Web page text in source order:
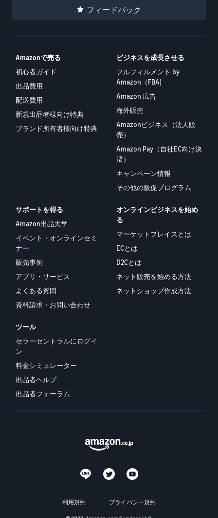
フィードバック
Amazonで売る
初心者ガイド
出品費用
配送費用
新規出品者様向け特典
ブランド所有者様向け特典
ビジネスを成長させる
フルフィルメント by
Amazon（FBA)
Amazon 広告
海外販売
Amazonビジネス（法人販
売）
Amazon Pay（自社EC向け決
済）
キャンペーン情報
その他の販促プログラム
サポートを得る
Amazon出品大学
イベント・オンラインセミ
ナー
販売事例
アプリ・サービス
よくある質問
資料請求・お問い合わせ
オンラインビジネスを始め
る
マーケットプレイスとは
ECとは
D2Cとは
ネット販売を始める方法
ネットショップ作成方法
ツール
セラーセントラルにログイ
ン
料金シミュレーター
出品者ヘルプ
出品者フォーラム
利用規約 プライバシー規約